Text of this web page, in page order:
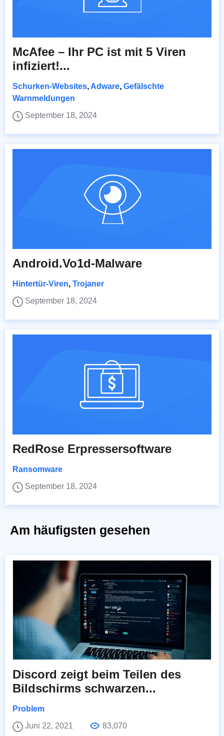
McAfee – Ihr PC ist mit 5 Viren
infiziert!...
Schurken-Websites, Adware, Gefälschte
Warnmeldungen
September 18, 2024
Android.Vo1d-Malware
Hintertür-Viren, Trojaner
September 18, 2024
RedRose Erpressersoftware
Ransomware
September 18, 2024
Am häufigsten gesehen
Discord zeigt beim Teilen des
Bildschirms schwarzen...
Problem
Juni 22, 2021
83,070